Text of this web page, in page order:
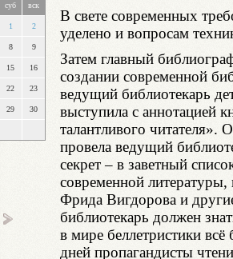
суб вск
1 2
8 9
15 16
22 23
29 30
В свете современных
уделено и вопросам
Затем главный
создании современной
ведущий библиотекарь
выступила с аннотацией
талантливого читателя».
провела ведущий
секрет – в заветный
современной
Фрида Вигдорова и
библиотекарь должен
в мире беллетристики всё
дней пропагандисты